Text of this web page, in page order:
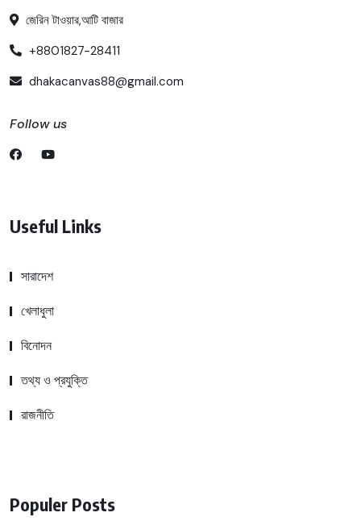
জেরিন টাওয়ার,আটি বাজার
+8801827-28411
dhakacanvas88@gmail.com
Follow us
Useful Links
সারাদেশ
খেলাধুলা
বিনোদন
তথ্য ও প্রযুক্তি
রাজনীতি
Populer Posts